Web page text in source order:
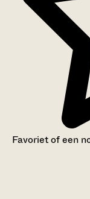
Favoriet of een